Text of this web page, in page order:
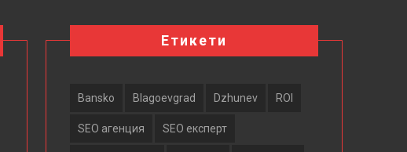
Етикети
Bansko Blagoevgrad Dzhunev ROI
SEO агенция SEO експерт